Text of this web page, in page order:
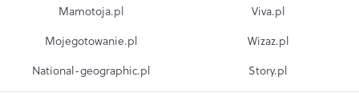
Mamotoja.pl
Mojegotowanie.pl
National-geographic.pl
Viva.pl
Wizaz.pl
Story.pl